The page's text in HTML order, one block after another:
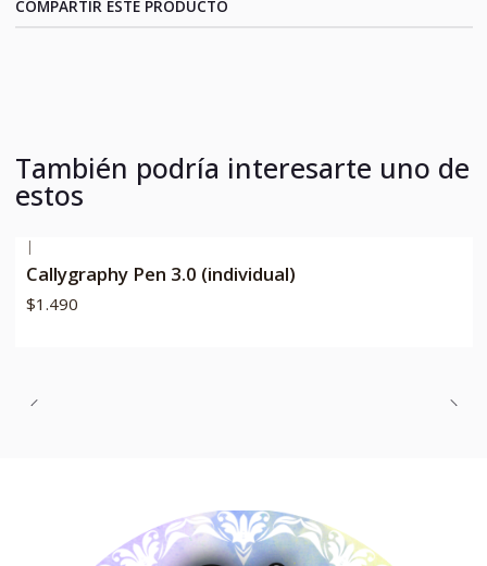
COMPARTIR ESTE PRODUCTO
También podría interesarte uno de
estos
|
Callygraphy Pen 3.0 (individual)
$1.490